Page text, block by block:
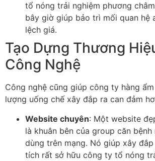
tổ nóng trải nghiệm phương
bây giờ giúp bảo trì mối quan hệ
lệch giá.
Tạo Dựng Thương
Công Nghệ
Công nghệ cũng giúp công ty hàng
lượng uống chế xây đắp ra can đảm
Website chuyên: Một website
là khuân bên của group căn bệnh
dùng trên mạng. Nó giúp xây
tích rất sở hữu công ty tổ nóng